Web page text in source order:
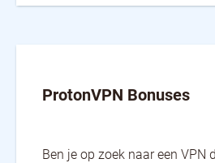
Romania
Serbia
Ukraine
United Kingdom
ProtonVPN Bonuses
Ben je op zoek naar een VPN